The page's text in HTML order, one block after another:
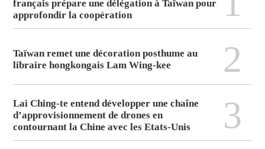
français prépare une délégation à Taïwan pour
approfondir la coopération
Taïwan remet une décoration posthume au
libraire hongkongais Lam Wing-kee
2
Lai Ching-te entend développer une chaîne
d’approvisionnement de drones en
contournant la Chine avec les Etats-Unis
3